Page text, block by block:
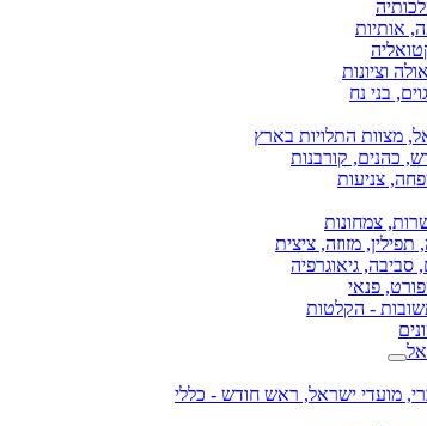
אותיות
וציונות
בני נח
מצוות התלויות בארץ
כהנים, קורבנות
צניעות
צמחונות
מזוזה, ציצית
סביבה, גיאוגרפיה
פנאי
- הקלטות
מועדי ישראל, ראש חודש - כללי